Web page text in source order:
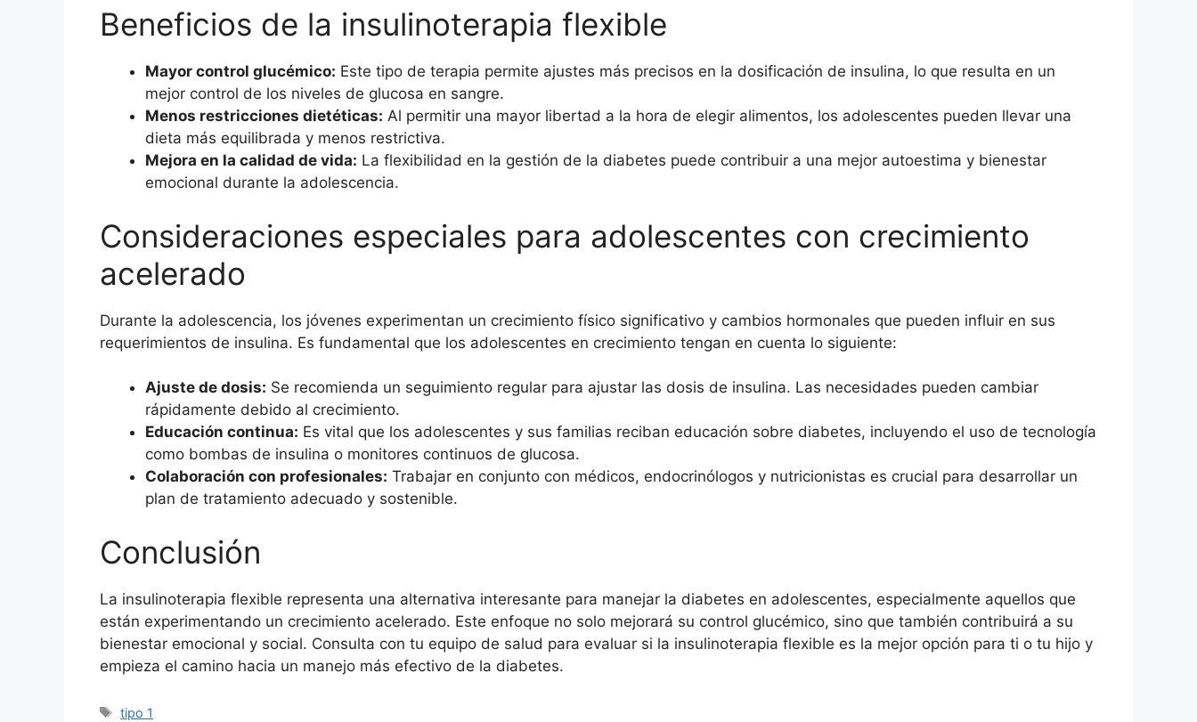
Beneficios de la insulinoterapia flexible
Mayor control glucémico: Este tipo de terapia permite ajustes más precisos en la dosificación de insulina, lo que resulta en un
mejor control de los niveles de glucosa en sangre.
Menos restricciones dietéticas: Al permitir una mayor libertad a la hora de elegir alimentos, los adolescentes pueden llevar una
dieta más equilibrada y menos restrictiva.
Mejora en la calidad de vida: La flexibilidad en la gestión de la diabetes puede contribuir a una mejor autoestima y bienestar
emocional durante la adolescencia.
Consideraciones especiales para adolescentes con crecimiento
acelerado
Durante la adolescencia, los jóvenes experimentan un crecimiento físico significativo y cambios hormonales que pueden influir en sus
requerimientos de insulina. Es fundamental que los adolescentes en crecimiento tengan en cuenta lo siguiente:
Ajuste de dosis: Se recomienda un seguimiento regular para ajustar las dosis de insulina. Las necesidades pueden cambiar
rápidamente debido al crecimiento.
Educación continua: Es vital que los adolescentes y sus familias reciban educación sobre diabetes, incluyendo el uso de tecnología
como bombas de insulina o monitores continuos de glucosa.
Colaboración con profesionales: Trabajar en conjunto con médicos, endocrinólogos y nutricionistas es crucial para desarrollar un
plan de tratamiento adecuado y sostenible.
Conclusión
La insulinoterapia flexible representa una alternativa interesante para manejar la diabetes en adolescentes, especialmente aquellos que
están experimentando un crecimiento acelerado. Este enfoque no solo mejorará su control glucémico, sino que también contribuirá a su
bienestar emocional y social. Consulta con tu equipo de salud para evaluar si la insulinoterapia flexible es la mejor opción para ti o tu hijo y
empieza el camino hacia un manejo más efectivo de la diabetes.
Etiquetas
tipo 1